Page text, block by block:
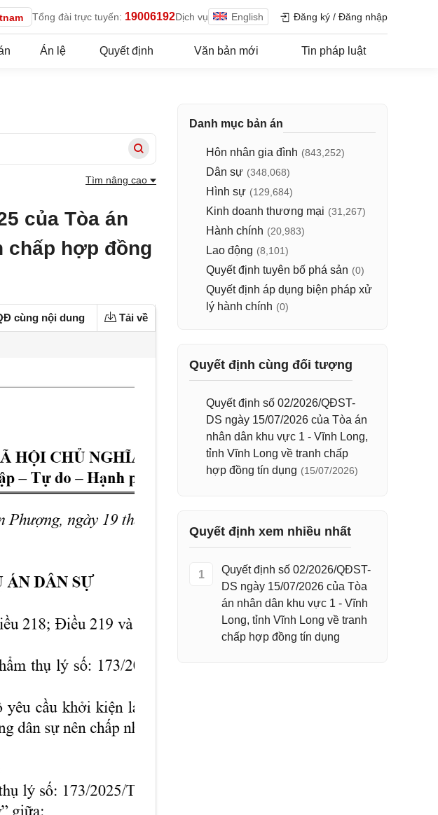
Tổng đài trực tuyến: 19006192Dịch vụ English Đăng ký / Đăng nhập
Án lệ Quyết định Văn bản mới Tin pháp luật
Tìm nâng cao
của Tòa án
chấp hợp đồng
cùng nội dung Tải về
Danh mục bản án
Hôn nhân gia đình (843,252)
Dân sự (348,068)
Hình sự (129,684)
Kinh doanh thương mại (31,267)
Hành chính (20,983)
Lao động (8,101)
Quyết định tuyên bố phá sản (0)
Quyết định áp dụng biện pháp xử
lý hành chính (0)
Quyết định cùng đối tượng
Quyết định số 02/2026/QĐST-
DS ngày 15/07/2026 của Tòa án
nhân dân khu vực 1 - Vĩnh Long,
tỉnh Vĩnh Long về tranh chấp
hợp đồng tín dụng (15/07/2026)
Quyết định xem nhiều nhất
1
Quyết định số 02/2026/QĐST-
DS ngày 15/07/2026 của Tòa
án nhân dân khu vực 1 - Vĩnh
Long, tỉnh Vĩnh Long về tranh
chấp hợp đồng tín dụng